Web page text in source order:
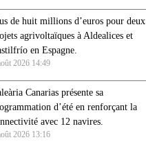
de huit millions d’euros pour deux
agrivoltaïques à Aldealices et
en Espagne.
2026 14:49
Canarias présente sa
d’été en renforçant la
avec 12 navires.
2026 13:16